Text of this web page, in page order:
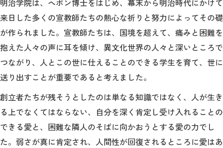
入試情報サイト
2026年9月入学者向け 新入生サイト
MGグッズ オンラインショップ
（外部サイト）
明治学院は、ヘボン博士をはじめ、幕末から明治時代にかけて
来日した多くの宣教師たちの熱心な祈りと努力によってその礎
が作られました。宣教師たちは、国境を超えて、痛みと困難を
抱えた人々の声に耳を傾け、異文化世界の人々と深いところで
つながり、人とこの世に仕えることのできる学生を育て、世に
送り出すことが重要であると考えました。
創立者たちが残そうとしたのは単なる知識ではなく、人が生き
る上でなくてはならない、自分を深く肯定し受け入れることの
できる愛と、困難な隣人のそばに向かおうとする愛の力でし
た。弱さが真に肯定され、人間性が回復されるところに愛はあ